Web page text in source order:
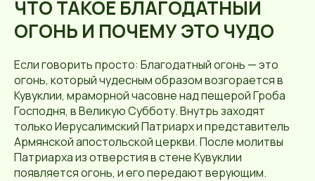
ЧТО ТАКОЕ БЛАГОДАТНЫЙ
ОГОНЬ И ПОЧЕМУ ЭТО ЧУДО
Если говорить просто: Благодатный огонь — это
огонь, который чудесным образом возгорается в
Кувуклии, мраморной часовне над пещерой Гроба
Господня, в Великую Субботу. Внутрь заходят
только Иерусалимский Патриарх и представитель
Армянской апостольской церкви. После молитвы
Патриарха из отверстия в стене Кувуклии
появляется огонь, и его передают верующим.